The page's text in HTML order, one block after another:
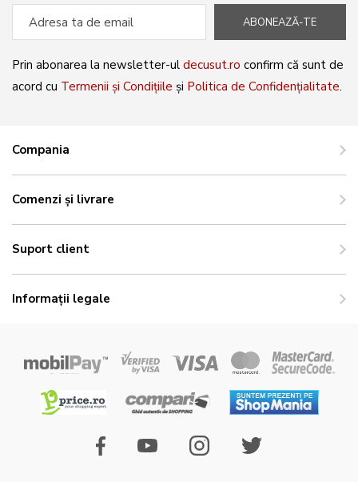
ABONEAZĂ-TE
Prin abonarea la newsletter-ul decusut.ro confirm că sunt de
acord cu Termenii și Condițiile și Politica de Confidențialitate.
Compania
Comenzi și livrare
Suport client
Informații legale